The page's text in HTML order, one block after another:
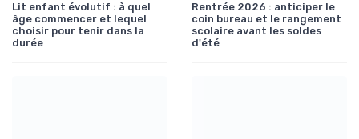
Lit enfant évolutif : à quel
âge commencer et lequel
choisir pour tenir dans la
durée
Rentrée 2026 : anticiper le
coin bureau et le rangement
scolaire avant les soldes
d'été